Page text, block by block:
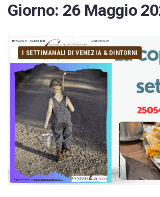
Giorno: 26 Maggio
I SETTIMANALI DI VENEZIA & DINTORNI